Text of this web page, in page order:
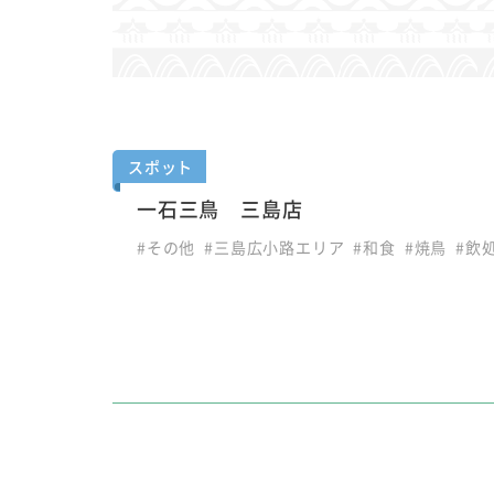
スポット
一石三鳥 三島店
#その他 #三島広小路エリア #和食 #焼鳥 #飲